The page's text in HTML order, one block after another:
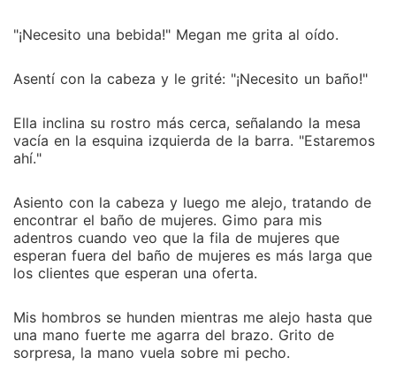
"¡Necesito una bebida!" Megan me grita al oído.
Asentí con la cabeza y le grité: "¡Necesito un baño!"
Ella inclina su rostro más cerca, señalando la mesa
vacía en la esquina izquierda de la barra. "Estaremos
ahí."
Asiento con la cabeza y luego me alejo, tratando de
encontrar el baño de mujeres. Gimo para mis
adentros cuando veo que la fila de mujeres que
esperan fuera del baño de mujeres es más larga que
los clientes que esperan una oferta.
Mis hombros se hunden mientras me alejo hasta que
una mano fuerte me agarra del brazo. Grito de
sorpresa, la mano vuela sobre mi pecho.